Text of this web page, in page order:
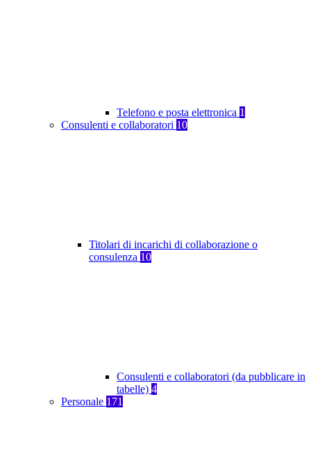
Telefono e posta elettronica 1
Consulenti e collaboratori 10
Titolari di incarichi di collaborazione o
consulenza 10
Consulenti e collaboratori (da pubblicare in
tabelle) 4
Personale 171